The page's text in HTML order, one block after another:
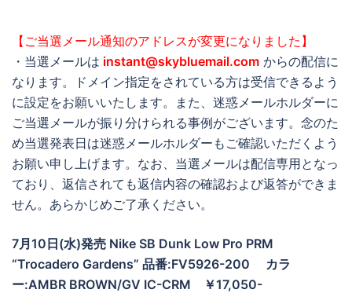
【ご当選メール通知のアドレスが変更になりました】
・当選メールは instant@skybluemail.com からの配信に
なります。ドメイン指定をされている方は受信できるよう
に設定をお願いいたします。また、迷惑メールホルダーに
ご当選メールが振り分けられる事例がございます。念のた
め当選発表日は迷惑メールホルダーもご確認いただくよう
お願い申し上げます。なお、当選メールは配信専用となっ
ており、返信されても返信内容の確認および返答ができま
せん。あらかじめご了承ください。
7月10日(水)発売 Nike SB Dunk Low Pro PRM
“Trocadero Gardens” 品番:FV5926-200
カラ
ー:AMBR BROWN/GV IC-CRM ￥17,050-